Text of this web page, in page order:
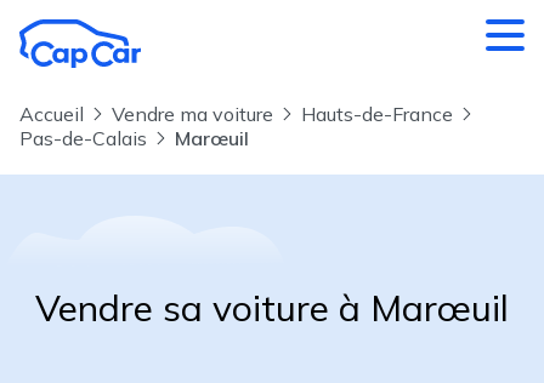
Accueil Vendre ma voiture
Hauts-de-France
Pas-de-Calais
Marœuil
Vendre sa voiture à Marœuil